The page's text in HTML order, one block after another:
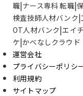
職 ナース専科 転職
検査技師人材バンク
OT人材バンク エイ
ケ かべなしクラウド
運営会社
プライバシーポリシ
利用規約
サイトマップ